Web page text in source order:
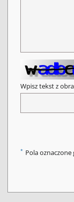
Wpisz tekst z
* Pola